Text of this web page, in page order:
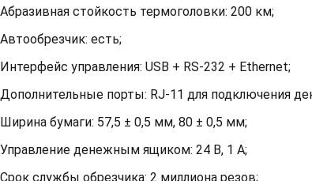
Абразивная стойкость термоголовки: 200 км;
Автообрезчик: есть;
Интерфейс управления: USB + RS-232 + Ethernet;
Дополнительные порты: RJ-11 для подключения
Ширина бумаги: 57,5 ± 0,5 мм, 80 ± 0,5 мм;
Управление денежным ящиком: 24 В, 1 А;
Срок службы обрезчика: 2 миллиона резов;